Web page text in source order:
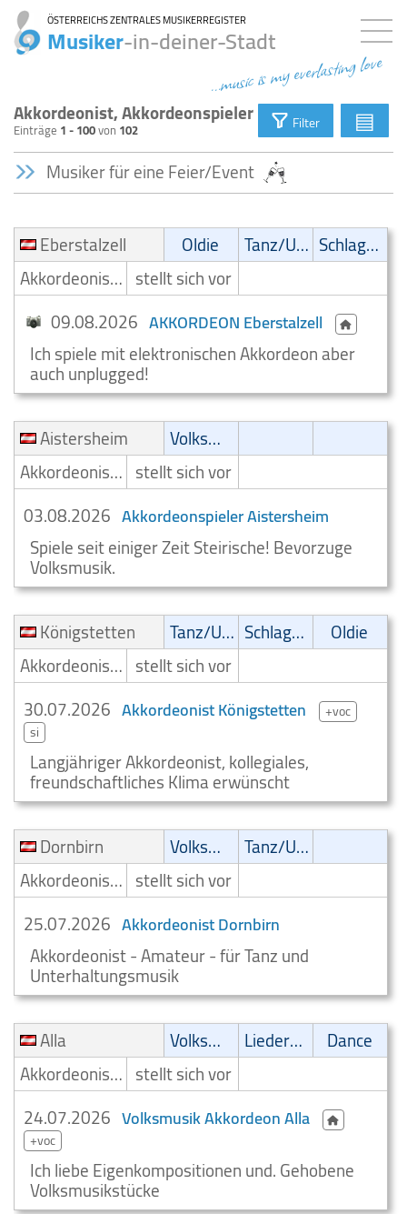
ÖSTERREICHS ZENTRALES MUSIKERREGISTER
Musiker-in-deiner-Stadt
...music is my everlasting love
Akkordeonist, Akkordeonspieler
Einträge 1 - 100von 102 Filter ▤
Musiker für eine Feier/Event
Eberstalzell Oldie Tanz/Unterhaltungsmusik
Schlager
Akkordeonist/Akkordeonspieler stellt sich vor
09.08.2026 AKKORDEON Eberstalzell
Ich spiele mit elektronischen Akkordeon aber
auch unplugged!
Aistersheim
Volksmusik
Akkordeonist/Akkordeonspieler stellt sich vor
03.08.2026 Akkordeonspieler Aistersheim
Spiele seit einiger Zeit Steirische! Bevorzuge
Volksmusik.
Königstetten
Tanz/Unterhaltungsmusik Schlager
Oldie
Akkordeonist/Akkordeonspieler stellt sich vor
30.07.2026 Akkordeonist Königstetten
+voc
si
Langjähriger Akkordeonist, kollegiales,
freundschaftliches Klima erwünscht
Dornbirn
Volksmusik
Tanz/Unterhaltungsmusik
Akkordeonist/Akkordeonspieler stellt sich vor
25.07.2026 Akkordeonist Dornbirn
Akkordeonist - Amateur - für Tanz und
Unterhaltungsmusik
Alla
Volksmusik Liedermacher
Dance
Akkordeonist/Akkordeonspieler stellt sich vor
24.07.2026 Volksmusik Akkordeon Alla
+voc
Ich liebe Eigenkompositionen und. Gehobene
Volksmusikstücke